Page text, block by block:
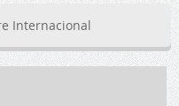
Internacional